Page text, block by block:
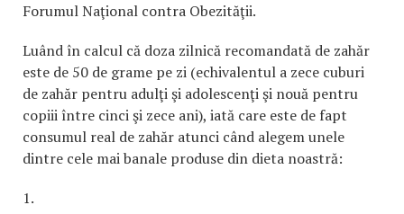
Forumul Naţional contra Obezităţii.
Luând în calcul că doza zilnică recomandată de zahăr
este de 50 de grame pe zi (echivalentul a zece cuburi
de zahăr pentru adulţi şi adolescenţi şi nouă pentru
copiii între cinci şi zece ani), iată care este de fapt
consumul real de zahăr atunci când alegem unele
dintre cele mai banale produse din dieta noastră:
1.